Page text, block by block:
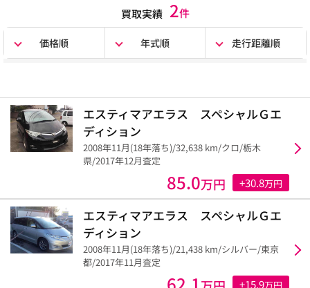
買取実績 2件
価格順 年式順 走行距離順
エスティマアエラス スペシャルＧエ
ディション
2008年11月(18年落ち)/32,638 km/クロ/栃木
県/2017年12月査定
85.0万円 +30.8万円
エスティマアエラス スペシャルＧエ
ディション
2008年11月(18年落ち)/21,438 km/シルバー/東京
都/2017年11月査定
+15.9万円